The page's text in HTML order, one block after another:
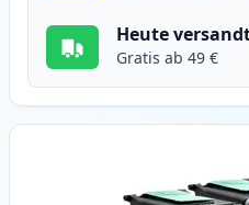
Heute
Gratis ab 49 €